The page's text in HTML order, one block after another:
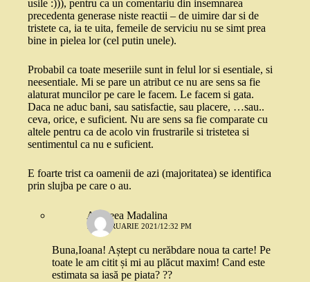
usile :))), pentru ca un comentariu din insemnarea
precedenta generase niste reactii – de uimire dar si de
tristete ca, ia te uita, femeile de serviciu nu se simt prea
bine in pielea lor (cel putin unele).
Probabil ca toate meseriile sunt in felul lor si esentiale, si
neesentiale. Mi se pare un atribut ce nu are sens sa fie
alaturat muncilor pe care le facem. Le facem si gata.
Daca ne aduc bani, sau satisfactie, sau placere, …sau..
ceva, orice, e suficient. Nu are sens sa fie comparate cu
altele pentru ca de acolo vin frustrarile si tristetea si
sentimentul ca nu e suficient.
E foarte trist ca oamenii de azi (majoritatea) se identifica
prin slujba pe care o au.
Andreea Madalina
18 FEBRUARIE 2021/12:32 PM
Buna,Ioana! Aștept cu nerăbdare noua ta carte! Pe
toate le am citit și mi au plăcut maxim! Cand este
estimata sa iasă pe piata? ??